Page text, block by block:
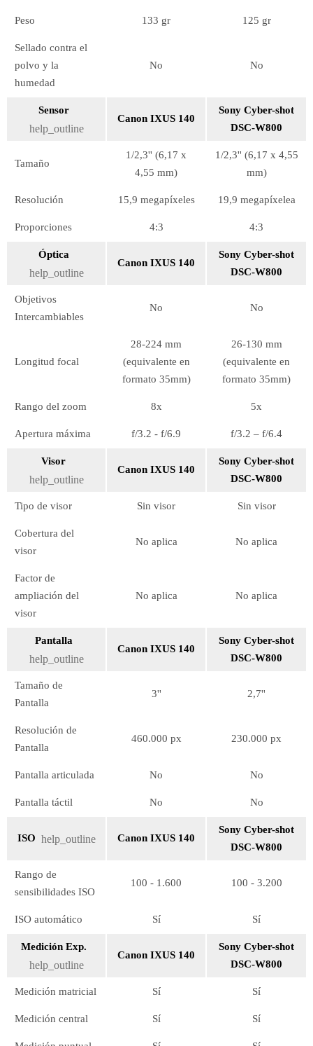
Peso 133 gr 125 gr
Sellado contra el
polvo y la
humedad
No No
Sensor
help_outline
Canon IXUS 140
Sony Cyber-shot
DSC-W800
Tamaño
1/2,3'' (6,17 x
4,55 mm)
1/2,3'' (6,17 x 4,55
mm)
Resolución 15,9 megapíxeles 19,9 megapíxelea
Proporciones 4:3 4:3
Óptica
help_outline
Canon IXUS 140
Sony Cyber-shot
DSC-W800
Objetivos
Intercambiables
No No
Longitud focal
28-224 mm
(equivalente en
formato 35mm)
26-130 mm
(equivalente en
formato 35mm)
Rango del zoom 8x 5x
Apertura máxima f/3.2 - f/6.9 f/3.2 – f/6.4
Visor
help_outline
Canon IXUS 140
Sony Cyber-shot
DSC-W800
Tipo de visor Sin visor Sin visor
Cobertura del
visor
No aplica No aplica
Factor de
ampliación del
visor
No aplica No aplica
Pantalla
help_outline
Canon IXUS 140
Sony Cyber-shot
DSC-W800
Tamaño de
Pantalla
3'' 2,7''
Resolución de
Pantalla
460.000 px 230.000 px
Pantalla articulada No No
Pantalla táctil No No
ISO help_outline Canon IXUS 140
Sony Cyber-shot
DSC-W800
Rango de
sensibilidades ISO
100 - 1.600 100 - 3.200
ISO automático Sí Sí
Medición Exp.
help_outline
Canon IXUS 140
Sony Cyber-shot
DSC-W800
Medición matricial Sí Sí
Medición central Sí Sí